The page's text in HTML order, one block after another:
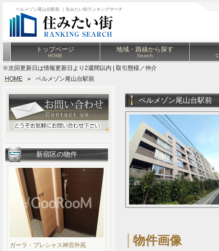
ベルメゾン尾山台駅前 ｜住みたい街ランキングサーチ
トップページ
HOME
地域・路線から探す
Search
※次回更新日は情報更新日より2週間以内 | 取引態様／仲介
HOME
» ベルメゾン尾山台駅前
ベルメゾン尾山台駅前
物件画像
新宿区の物件
ガーラ・プレシャス神宮外苑